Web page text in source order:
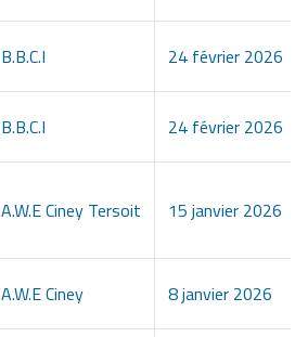
B.B.C.I 24 février 2026
B.B.C.I 24 février 2026
A.W.E Ciney Tersoit 15 janvier 2026
A.W.E Ciney 8 janvier 2026